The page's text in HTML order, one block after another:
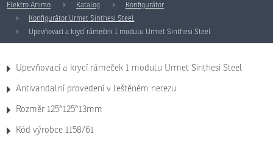
Elektro Animo Katalog
Konfigurátor
Konfigurátor Urmet Sinthesi Steel
Upevňovací a krycí rámeček 1 modulu Urmet Sinthesi Steel
Upevňovací a krycí rámeček 1 modulu Urmet Sinthesi Steel
Antivandalní provedení v leštěném nerezu
Rozměr 125*125*13mm
Kód výrobce 1158/61